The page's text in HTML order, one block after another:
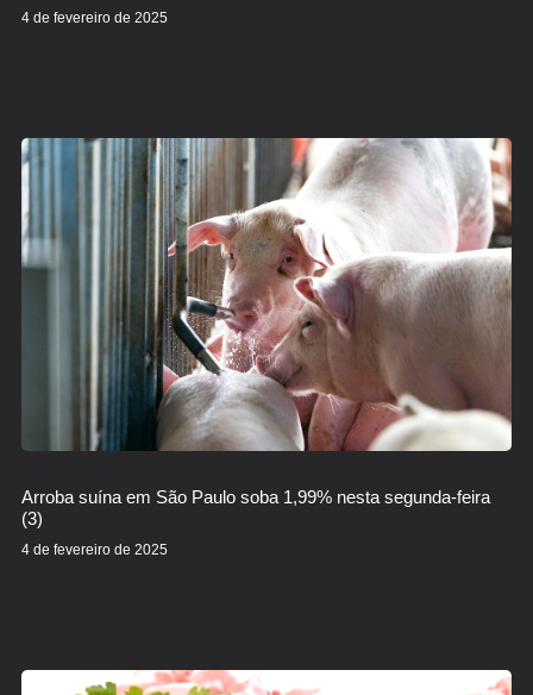
4 de fevereiro de 2025
Arroba suína em São Paulo soba 1,99% nesta segunda-feira
(3)
4 de fevereiro de 2025